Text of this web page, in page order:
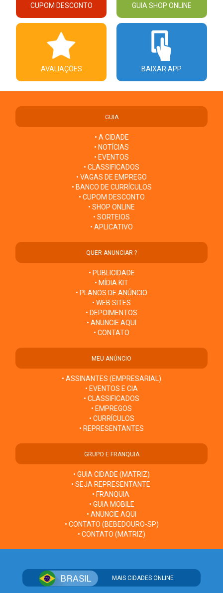
CUPOM DESCONTO GUIA SHOP ONLINE
AVALIAÇÕES BAIXAR APP
GUIA
• A CIDADE
• NOTÍCIAS
• EVENTOS
• CLASSIFICADOS
• VAGAS DE EMPREGO
• BANCO DE CURRÍCULOS
• CUPOM DESCONTO
• SHOP ONLINE
• SORTEIOS
• APLICATIVO
QUER ANUNCIAR ?
• PUBLICIDADE
• MÍDIA KIT
• PLANOS DE ANÚNCIO
• WEB SITES
• DEPOIMENTOS
• ANUNCIE AQUI
• CONTATO
MEU ANÚNCIO
• ASSINANTES (EMPRESARIAL)
• EVENTOS E CIA
• CLASSIFICADOS
• EMPREGOS
• CURRÍCULOS
• REPRESENTANTES
GRUPO E FRANQUIA
• GUIA CIDADE (MATRIZ)
• SEJA REPRESENTANTE
• FRANQUIA
• GUIA MOBILE
• ANUNCIE AQUI
• CONTATO (BEBEDOURO-SP)
• CONTATO (MATRIZ)
MAIS CIDADES ONLINE